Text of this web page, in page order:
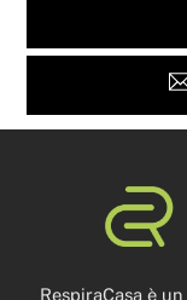
RespiraCasa è